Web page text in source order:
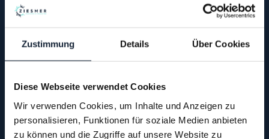
Zustimmung Details Über Cookies
Diese Webseite verwendet Cookies
Wir verwenden Cookies, um Inhalte und Anzeigen zu
personalisieren, Funktionen für soziale Medien anbieten
zu können und die Zugriffe auf unsere Website zu
RECHTLICHES
DEIN BERATUNGSGESPRÄCH